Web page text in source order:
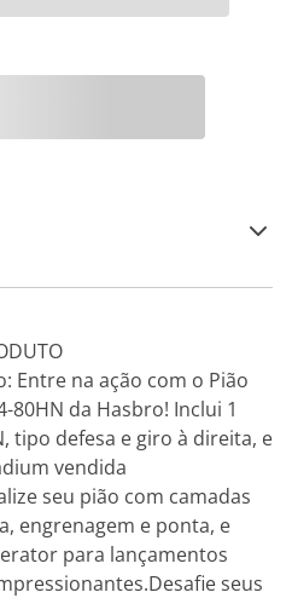
Entre na ação com o Pião
80HN da Hasbro! Inclui 1
tipo defesa e giro à direita, e
vendida
seu pião com camadas
engrenagem e ponta, e
para lançamentos
seus